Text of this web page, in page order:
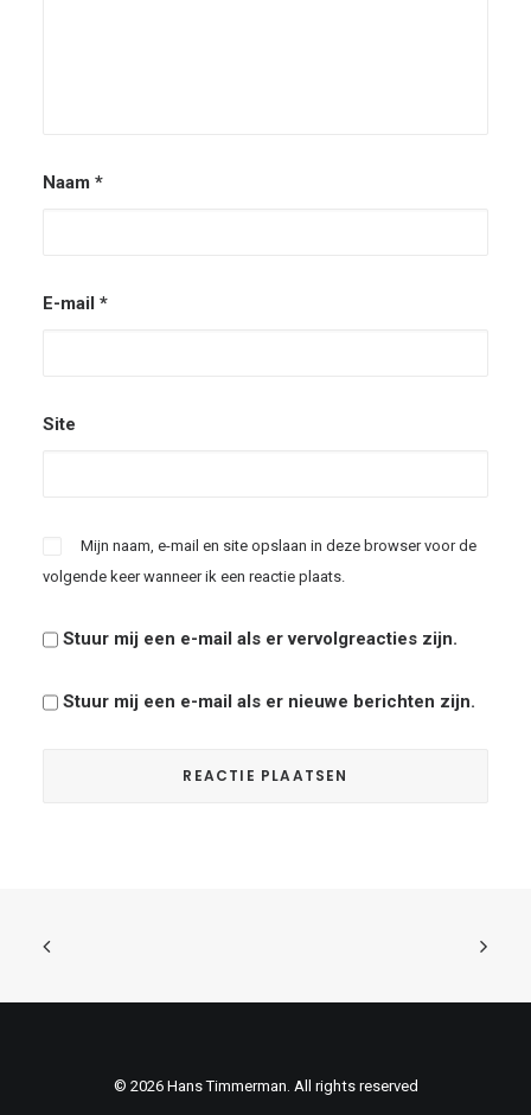
Naam *
E-mail *
Site
Mijn naam, e-mail en site opslaan in deze browser voor de
volgende keer wanneer ik een reactie plaats.
Stuur mij een e-mail als er vervolgreacties zijn.
Stuur mij een e-mail als er nieuwe berichten zijn.
© 2026 Hans Timmerman. All rights reserved